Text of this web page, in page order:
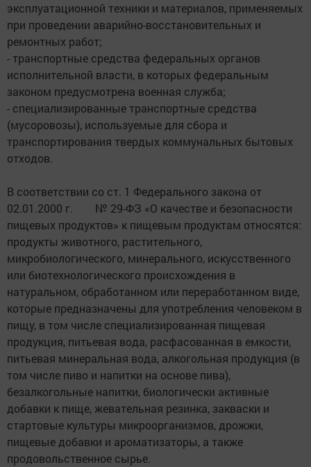
эксплуатационной техники и материалов, применяемых
при проведении аварийно-восстановительных и
ремонтных работ;
- транспортные средства федеральных органов
исполнительной власти, в которых федеральным
законом предусмотрена военная служба;
- специализированные транспортные средства
(мусоровозы), используемые для сбора и
транспортирования твердых коммунальных бытовых
отходов.
В соответствии со ст. 1 Федерального закона от
02.01.2000 г. № 29-ФЗ «О качестве и безопасности
пищевых продуктов» к пищевым продуктам относятся:
продукты животного, растительного,
микробиологического, минерального, искусственного
или биотехнологического происхождения в
натуральном, обработанном или переработанном виде,
которые предназначены для употребления человеком в
пищу, в том числе специализированная пищевая
продукция, питьевая вода, расфасованная в емкости,
питьевая минеральная вода, алкогольная продукция (в
том числе пиво и напитки на основе пива),
безалкогольные напитки, биологически активные
добавки к пище, жевательная резинка, закваски и
стартовые культуры микроорганизмов, дрожжи,
пищевые добавки и ароматизаторы, а также
продовольственное сырье.